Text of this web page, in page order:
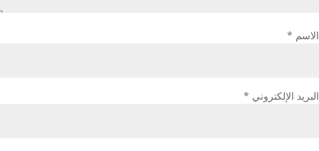
الاسم *
البريد الإلكتروني *